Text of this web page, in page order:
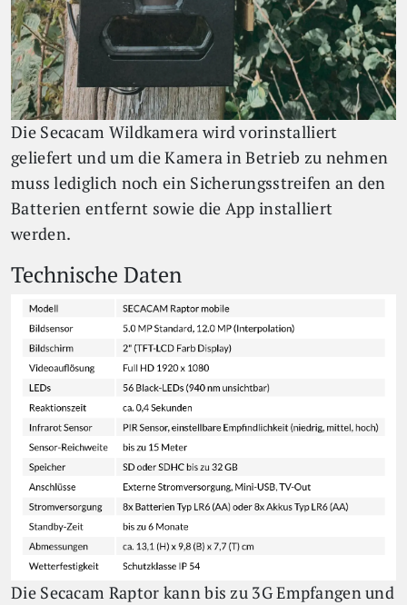
Die Secacam Wildkamera wird vorinstalliert
geliefert und um die Kamera in Betrieb zu nehmen
muss lediglich noch ein Sicherungsstreifen an den
Batterien entfernt sowie die App installiert
werden.
Technische Daten
Die Secacam Raptor kann bis zu 3G Empfangen und